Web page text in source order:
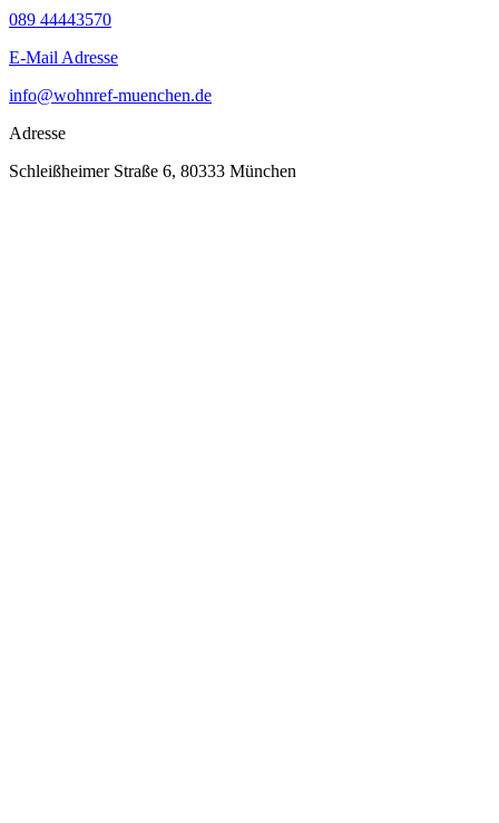
089 44443570
E-Mail Adresse
info@wohnref-muenchen.de
Adresse
Schleißheimer Straße 6, 80333 München